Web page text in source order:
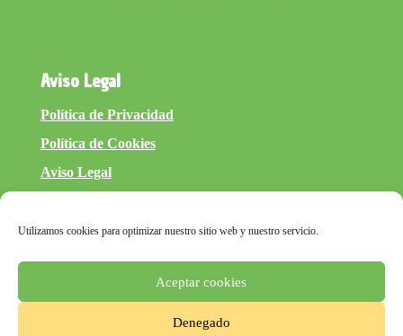
Utilizamos cookies para optimizar nuestro sitio web y nuestro servicio.
Aceptar cookies
Denegado
Aviso Legal
Política de Privacidad
Política de Cookies
Aviso Legal
inventtatte es Marketing Online Sevilla